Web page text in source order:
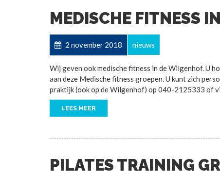
MEDISCHE FITNESS
2 november 2018 nieuws
Wij geven ook medische fitness in de Wilgenhof. U
aan deze Medische fitness groepen. U kunt zich
praktijk (ook op de Wilgenhof) op 040-2125333 of
LEES MEER
PILATES TRAINING